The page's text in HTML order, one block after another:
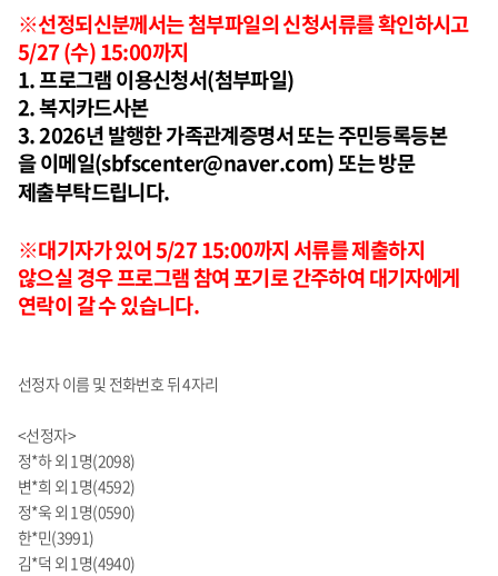
※선정되신분께서는 첨부파일의 신청서류를 확인하시고
5/27 (수) 15:00까지
1. 프로그램 이용신청서(첨부파일)
2. 복지카드사본
3. 2026년 발행한 가족관계증명서 또는 주민등록등본
을 이메일(sbfscenter@naver.com) 또는 방문
제출부탁드립니다.
※대기자가 있어 5/27 15:00까지 서류를 제출하지
않으실 경우 프로그램 참여 포기로 간주하여 대기자에게
연락이 갈 수 있습니다.
선정자 이름 및 전화번호 뒤 4자리
<선정자>
정*하 외 1명(2098)
변*희 외 1명(4592)
정*욱 외 1명(0590)
한*민(3991)
김*덕 외 1명(4940)